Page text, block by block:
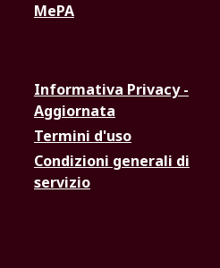
MePA
Informativa Privacy -
Aggiornata
Termini d'uso
Condizioni generali di
servizio